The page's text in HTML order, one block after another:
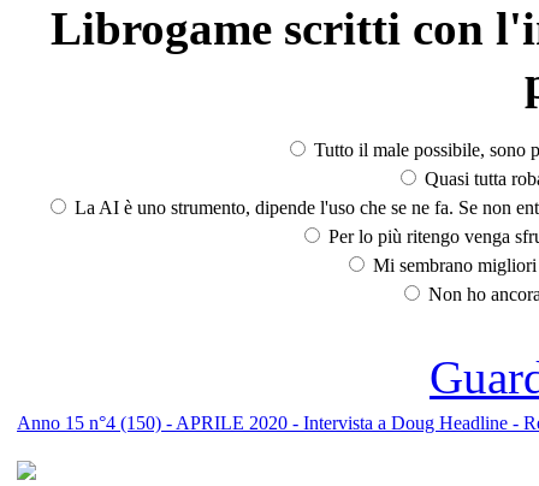
Librogame scritti con
Tutto il male possibile, sono
Quasi tutta
La AI è uno strumento, dipende l'uso che se ne fa. Se non
Per lo più ritengo venga
Mi sembrano
Non ho
Anno 15 n°4 (150) - APRILE 2020 - Intervista a Doug Headline -